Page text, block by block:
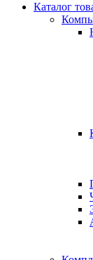
Каталог